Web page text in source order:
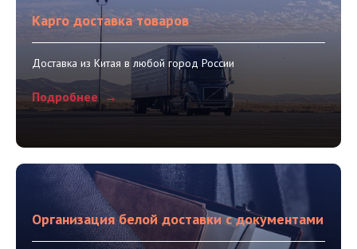
Карго доставка товаров
Доставка из Китая в любой город России
Подробнее
Организация белой доставки с документами